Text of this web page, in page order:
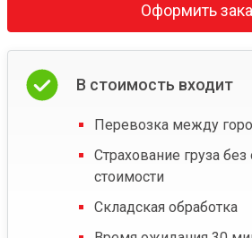
Оформить
В стоимость входит
Перевозка между
Страхование груза
стоимости
Складская обработка